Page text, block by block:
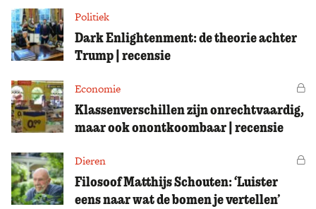
Politiek
Dark Enlightenment: de theorie achter
Trump | recensie
Economie
Klassenverschillen zijn onrechtvaardig,
maar ook onontkoombaar | recensie
Dieren
Filosoof Matthijs Schouten: ‘Luister
eens naar wat de bomen je vertellen’